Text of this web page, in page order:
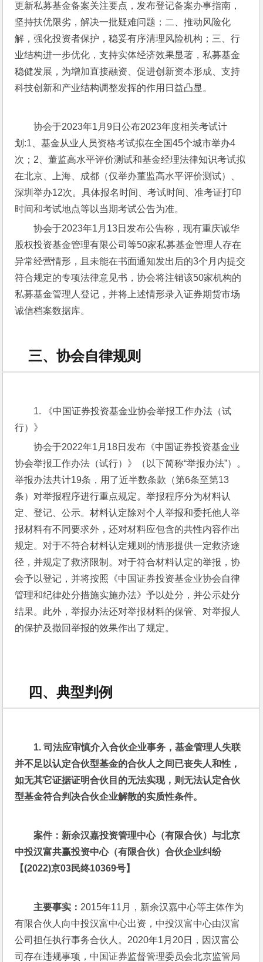
更新私募基金备案关注要点，发布登记备案办事指南，
坚持扶优限劣，解决一批疑难问题；二、推动风险化
解，强化投资者保护，稳妥有序清理风险机构；三、行
业结构进一步优化，支持实体经济效果显著，私募基金
稳健发展，为增加直接融资、促进创新资本形成、支持
科技创新和产业结构调整发挥的作用日益凸显。
协会于2023年1月9日公布2023年度相关考试计
划:1、基金从业人员资格考试拟在全国45个城市举办4
次；2、董监高水平评价测试和基金经理法律知识考试拟
在北京、上海、成都（仅举办董监高水平评价测试）、
深圳举办12次。具体报名时间、考试时间、准考证打印
时间和考试地点等以当期考试公告为准。
协会于2023年1月13日发布公告称，现有重庆诚华
股权投资基金管理有限公司等50家私募基金管理人存在
异常经营情形，且未能在书面通知发出后的3个月内提交
符合规定的专项法律意见书，协会将注销该50家机构的
私募基金管理人登记，并将上述情形录入证券期货市场
诚信档案数据库。
三、协会自律规则
1. 《中国证券投资基金业协会举报工作办法（试
行）》
协会于2022年1月18日发布《中国证券投资基金业
协会举报工作办法（试行）》（以下简称“举报办法”）。
举报办法共计19条，用了近半数条款（第6条至第13
条）对举报程序进行重点规定。举报程序分为材料认
定、登记、公示。材料认定除对个人举报和委托他人举
报材料有不同要求外，还对材料应包含的共性内容作出
规定。对于不符合材料认定规则的情形提供一定救济途
径，并规定了救济限制。对于符合材料认定的举报，协
会予以登记，并将按照《中国证券投资基金业协会自律
管理和纪律处分措施实施办法》予以处分，并公示处分
结果。此外，举报办法还对举报材料的保管、对举报人
的保护及撤回举报的效果作出了规定。
四、典型判例
1. 司法应审慎介入合伙企业事务，基金管理人失联
并不足以认定合伙型基金的合伙人之间已丧失人和性，
如无其它证据证明合伙目的无法实现，则无法认定合伙
型基金符合判决合伙企业解散的实质性条件。
案件：新余汉嘉投资管理中心（有限合伙）与北京
中投汉富共赢投资中心（有限合伙）合伙企业纠纷
【(2022)京03民终10369号】
主要事实： 2015年11月，新余汉嘉中心等主体作为
有限合伙人向中投汉富中心出资，中投汉富中心由汉富
公司担任执行事务合伙人。2020年1月20日，因汉富公
司存在违规事项，中国证券监督管理委员会北京监管局